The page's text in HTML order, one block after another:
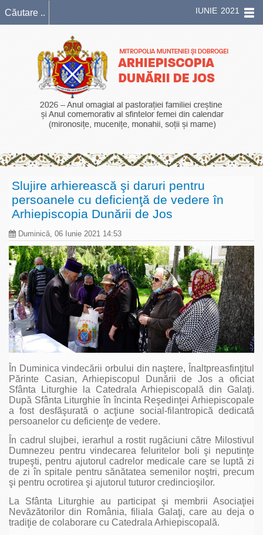
IUNIE 2021
Slujire arhierească şi daruri pentru
persoanele cu deficienţă de vedere în
Arhiepiscopia Dunării de Jos
Duminică, 06 Iunie 2021 14:53
În Duminica vindecării orbului din naştere, Înaltpreasfinţitul
Părinte Casian, Arhiepiscopul Dunării de Jos a oficiat
Sfânta Liturghie la Catedrala Arhiepiscopală din Galaţi.
După Sfânta Liturghie în încinta Reşedinţei Arhiepiscopale
a fost desfăşurată o acţiune social-filantropică dedicată
persoanelor cu deficienţe de vedere.
În cadrul slujbei, ierarhul a rostit rugăciuni către Milostivul
Dumnezeu pentru vindecarea feluritelor boli şi neputinţe
trupeşti, pentru ajutorul cadrelor medicale care se luptă zi
de zi în spitale pentru sănătatea semenilor noştri, precum
şi pentru ocrotirea şi ajutorul tuturor credincioşilor.
La Sfânta Liturghie au participat şi membrii Asociaţiei
Nevăzătorilor din România, filiala Galaţi, care au deja o
tradiţie de colaborare cu Catedrala Arhiepiscopală.